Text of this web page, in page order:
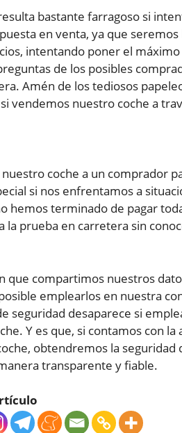
bastante farragoso si
en venta, ya que
intentando poner el
de los posibles
Amén de los tediosos
vendemos nuestro coche a
coche a un comprador
si nos enfrentamos a
hemos terminado de pagar
la prueba en carretera sin
que compartimos nuestros
emplearlos en nuestra
seguridad desaparece si
Y es que, si contamos con
obtendremos la seguridad
transparente y fiable.